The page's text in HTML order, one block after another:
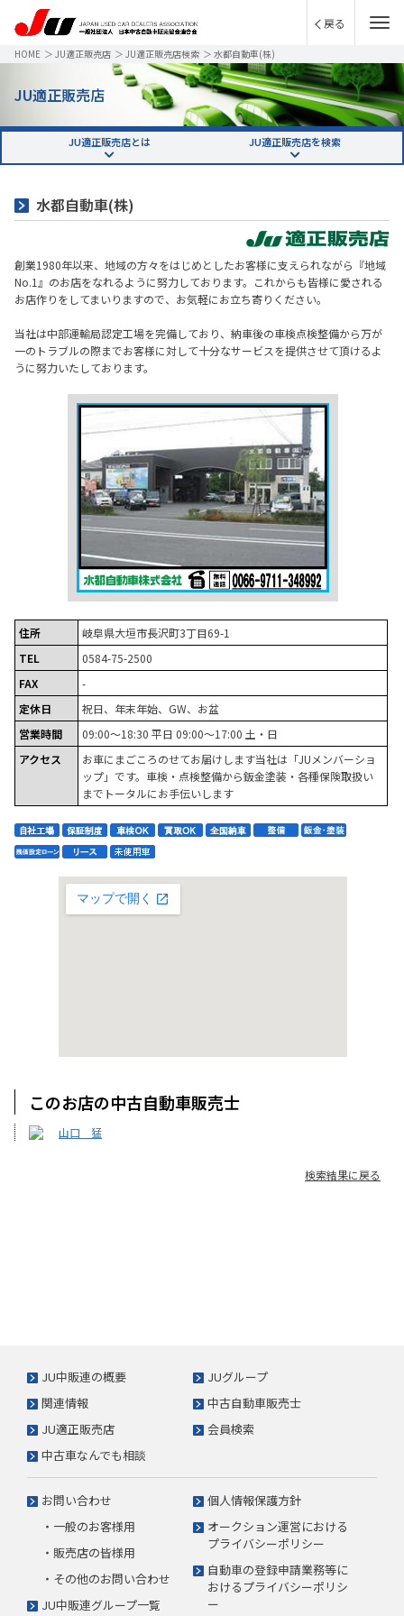
戻る
HOME ＞ JU適正販売店 ＞ JU適正販売店検索 ＞ 水都自動車(株)
JU適正販売店
JU適正販売店とは JU適正販売店を検索
水都自動車(株)
創業1980年以来、地域の方々をはじめとしたお客様に支えられながら『地域
No.1』のお店をなれるように努力しております。これからも皆様に愛される
お店作りをしてまいりますので、お気軽にお立ち寄りください。
当社は中部運輸局認定工場を完備しており、納車後の車検点検整備から万が
一のトラブルの際までお客様に対して十分なサービスを提供させて頂けるよ
うに努力いたしております。
住所
岐阜県大垣市長沢町3丁目69-1
TEL
0584-75-2500
FAX
-
定休日
祝日、年末年始、GW、お盆
営業時間
09:00～18:30 平日 09:00～17:00 土・日
アクセス
お車にまごころのせてお届けします当社は「JUメンバーショ
ップ」です。車検・点検整備から鈑金塗装・各種保険取扱い
までトータルにお手伝いします
このお店の中古自動車販売士
山口 猛
検索結果に戻る
JU中販連の概要
JUグループ
関連情報
中古自動車販売士
JU適正販売店
会員検索
中古車なんでも相談
お問い合わせ
・一般のお客様用
・販売店の皆様用
・その他のお問い合わせ
JU中販連グループ一覧
個人情報保護方針
オークション運営における
プライバシーポリシー
自動車の登録申請業務等に
おけるプライバシーポリシ
ー